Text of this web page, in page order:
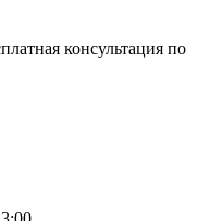
консультация по